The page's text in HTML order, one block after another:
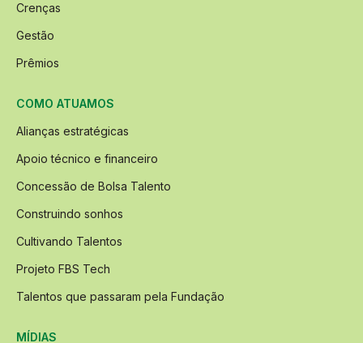
Crenças
Gestão
Prêmios
COMO ATUAMOS
Alianças estratégicas
Apoio técnico e financeiro
Concessão de Bolsa Talento
Construindo sonhos
Cultivando Talentos
Projeto FBS Tech
Talentos que passaram pela Fundação
MÍDIAS